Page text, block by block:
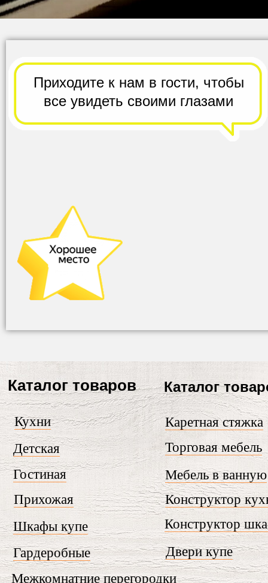
Прихожая
Каталог
Торговая мебель
Гардеробные
Конструктор
Каретная стяжка
Двери купе
Мебель в ванную
Приходите к нам в гости, чтобы
всеувидеть своими глазами
Детская
Конструктор
Гостиная
Каталог товаров
Кухни
Шкафы купе
Межкомнатние перегородки